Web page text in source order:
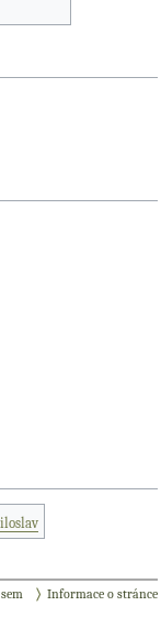
Informace o stránce